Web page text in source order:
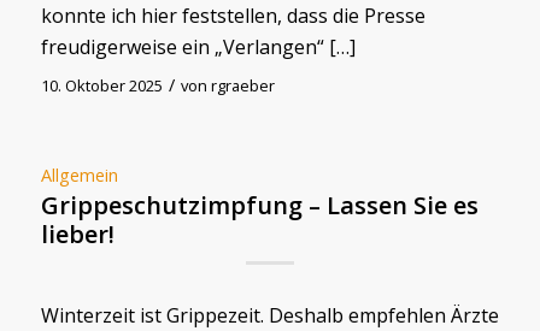
konnte ich hier feststellen, dass die Presse
freudigerweise ein „Verlangen“ […]
10. Oktober 2025 / von rgraeber
Allgemein
Grippeschutzimpfung – Lassen Sie es
lieber!
Winterzeit ist Grippezeit. Deshalb empfehlen Ärzte